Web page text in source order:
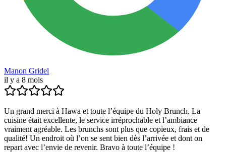
Manon Gridel
il y a 8 mois
Un grand merci à Hawa et toute l’équipe du Holy Brunch. La
cuisine était excellente, le service irréprochable et l’ambiance
vraiment agréable. Les brunchs sont plus que copieux, frais et de
qualité! Un endroit où l’on se sent bien dès l’arrivée et dont on
repart avec l’envie de revenir. Bravo à toute l’équipe !